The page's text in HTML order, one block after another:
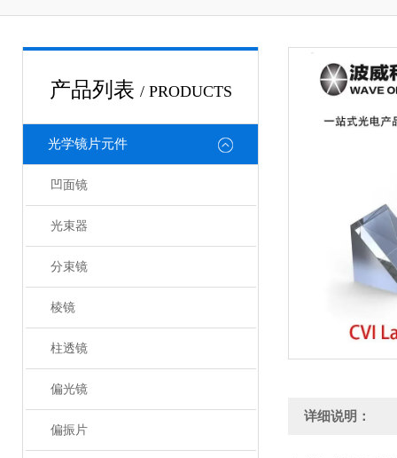
产品列表 / PRODUCTS
光学镜片元件
凹面镜
光束器
分束镜
棱镜
柱透镜
偏光镜
偏振片
详细说明：